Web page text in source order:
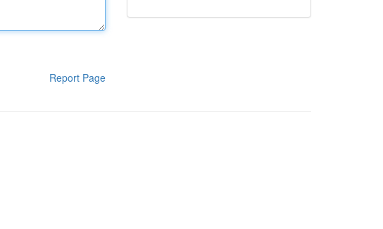
Report Page